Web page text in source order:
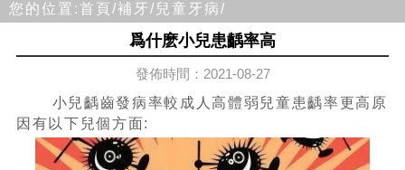
您的位置:首頁/補牙/ 兒童牙病/
爲什麽小兒患齲率高
發佈時間：2021-08-27
小兒齲齒發病率較成人高體弱兒童患齲率更高原
因有以下兒個方面: